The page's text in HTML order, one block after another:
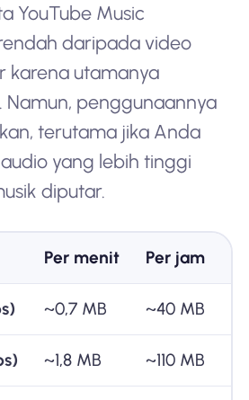
YouTube Music
daripada video
karena utamanya
Namun, penggunaannya
terutama jika Anda
yang lebih tinggi
diputar.
Per menit Per jam
~0,7 MB ~40 MB
~1,8 MB ~110 MB